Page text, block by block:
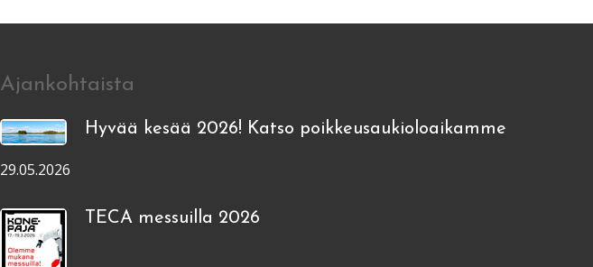
Ajankohtaista
Hyvää kesää 2026! Katso poikkeusaukioloaikamme
29.05.2026
TECA messuilla 2026